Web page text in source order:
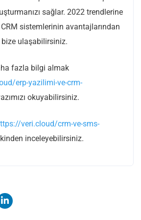
sağlar. 2022 trendlerine
sistemlerinin avantajlarından
ulaşabilirsiniz.
fazla bilgi almak
erp-yazilimi-ve-crm-
okuyabilirsiniz.
veri.cloud/crm-ve-sms-
inceleyebilirsiniz.